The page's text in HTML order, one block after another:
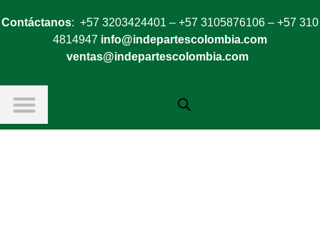
Contáctanos: +57 3203424401 – +57 3105876106 – +57 310
4814947 info@indepartescolombia.com
ventas@indepartescolombia.com